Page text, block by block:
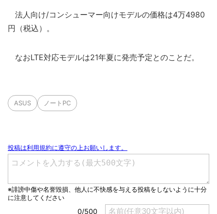
法人向け/コンシューマー向けモデルの価格は4万4980
円（税込）。
なおLTE対応モデルは21年夏に発売予定とのことだ。
ASUS ノートPC